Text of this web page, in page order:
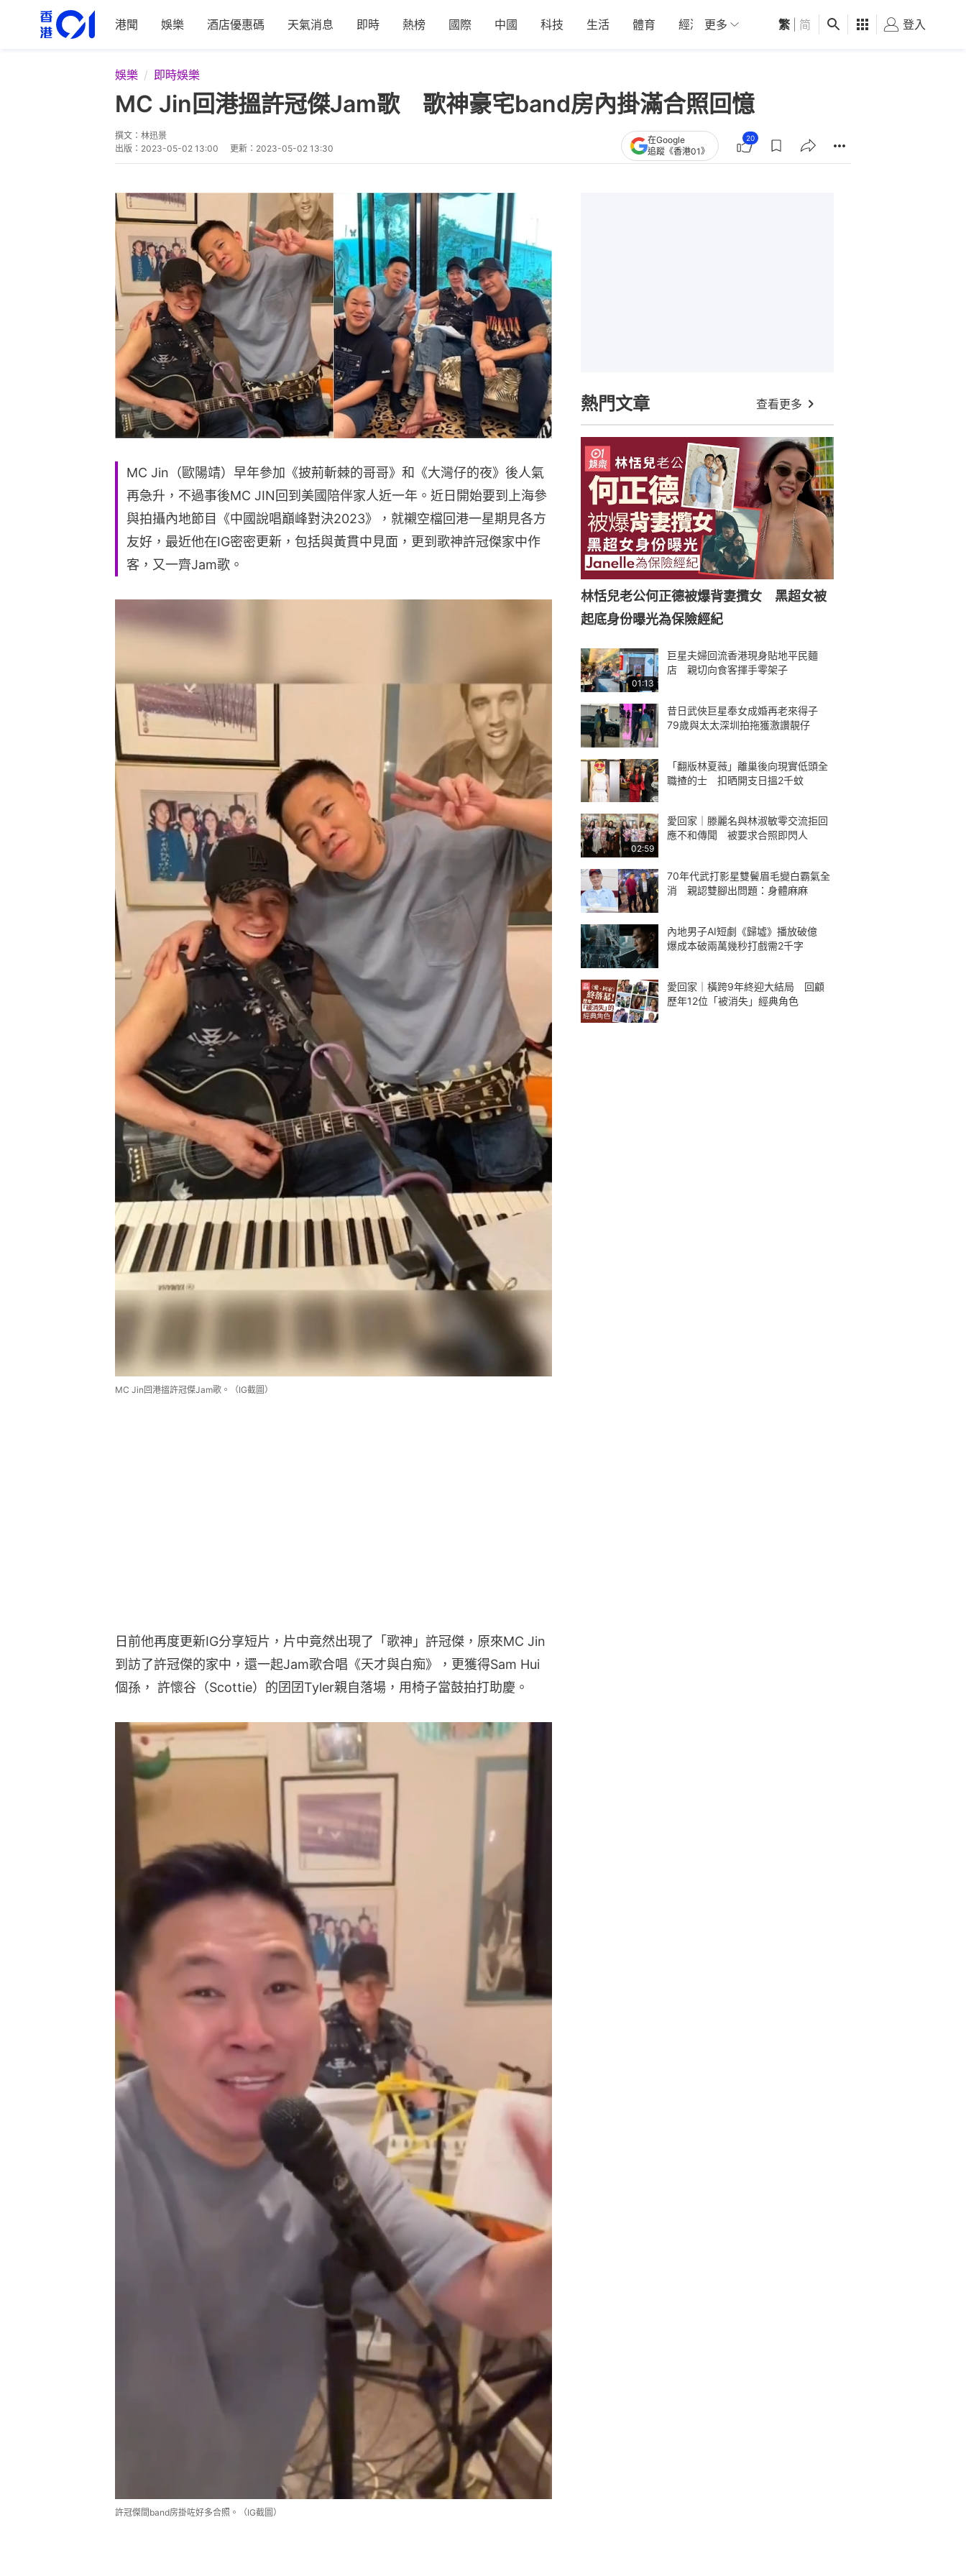
港聞 娛樂 酒店優惠碼 天氣消息 即時 熱榜 國際 中國 科技 生活 體育 經濟 01深圳 觀點 健康 好食玩飛
更多 繁 简 登入
娛樂 即時娛樂
MC Jin回港搵許冠傑Jam歌 歌神豪宅band房內掛滿合照回憶
撰文： 林迅景
出版： 2023-05-02 13:00 更新： 2023-05-02 13:30
在Google
追蹤《香港01》
20
MC Jin（歐陽靖）早年參加《披荊斬棘的哥哥》和《大灣仔的夜》後人氣
再急升，不過事後MC JIN回到美國陪伴家人近一年。近日開始要到上海參
與拍攝內地節目《中國說唱巔峰對決2023》，就襯空檔回港一星期見各方
友好，最近他在IG密密更新，包括與黃貫中見面，更到歌神許冠傑家中作
客，又一齊Jam歌。
MC Jin回港搵許冠傑Jam歌。（IG截圖）
日前他再度更新IG分享短片，片中竟然出現了「歌神」許冠傑，原來MC Jin
到訪了許冠傑的家中，還一起Jam歌合唱《天才與白痴》，更獲得Sam Hui
個孫， 許懷谷（Scottie）的囝囝Tyler親自落場，用椅子當鼓拍打助慶。
許冠傑間band房掛咗好多合照。（IG截圖）
熱門文章 查看更多
林恬兒老公何正德被爆背妻攬女 黑超女被
起底身份曝光為保險經紀
01:13
巨星夫婦回流香港現身貼地平民麵
店 親切向食客揮手零架子
昔日武俠巨星奉女成婚再老來得子
79歲與太太深圳拍拖獲激讚靚仔
「翻版林夏薇」離巢後向現實低頭全
職揸的士 扣晒開支日搵2千蚊
02:59
愛回家｜滕麗名與林淑敏零交流拒回
應不和傳聞 被要求合照即閃人
70年代武打影星雙鬢眉毛變白霸氣全
消 親認雙腳出問題：身體麻麻
內地男子AI短劇《歸墟》播放破億
爆成本破兩萬幾秒打戲需2千字
愛回家｜橫跨9年終迎大結局 回顧
歷年12位「被消失」經典角色